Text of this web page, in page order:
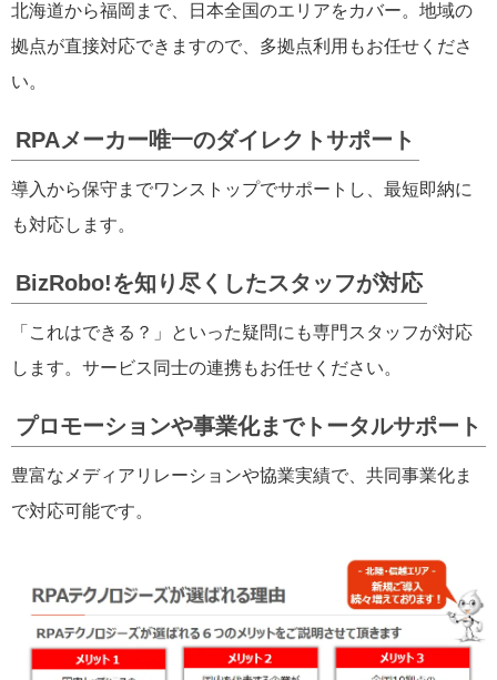
北海道から福岡まで、日本全国のエリアをカバー。地域の
拠点が直接対応できますので、多拠点利用もお任せくださ
い。
RPAメーカー唯一のダイレクトサポート
導入から保守までワンストップでサポートし、最短即納に
も対応します。
BizRobo!を知り尽くしたスタッフが対応
「これはできる？」といった疑問にも専門スタッフが対応
します。サービス同士の連携もお任せください。
プロモーションや事業化までトータルサポート
豊富なメディアリレーションや協業実績で、共同事業化ま
で対応可能です。